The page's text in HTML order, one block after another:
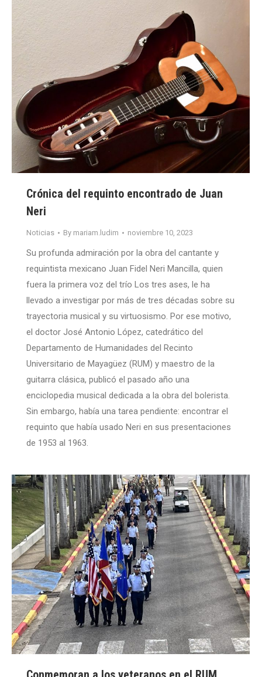
Crónica del requinto encontrado de Juan
Neri
Noticias By mariam.ludim noviembre 10, 2023
Su profunda admiración por la obra del cantante y
requintista mexicano Juan Fidel Neri Mancilla, quien
fuera la primera voz del trío Los tres ases, le ha
llevado a investigar por más de tres décadas sobre su
trayectoria musical y su virtuosismo. Por ese motivo,
el doctor José Antonio López, catedrático del
Departamento de Humanidades del Recinto
Universitario de Mayagüez (RUM) y maestro de la
guitarra clásica, publicó el pasado año una
enciclopedia musical dedicada a la obra del bolerista.
Sin embargo, había una tarea pendiente: encontrar el
requinto que había usado Neri en sus presentaciones
de 1953 al 1963.